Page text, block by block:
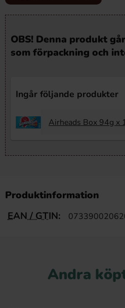
OBS! Denna produkt
som förpackning och
Ingår följande produkter
Airheads Box 94g x
Produktinformation
EAN / GTIN:
Andra